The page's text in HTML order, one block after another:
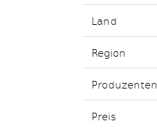
Land
Region
Produzenten
Preis